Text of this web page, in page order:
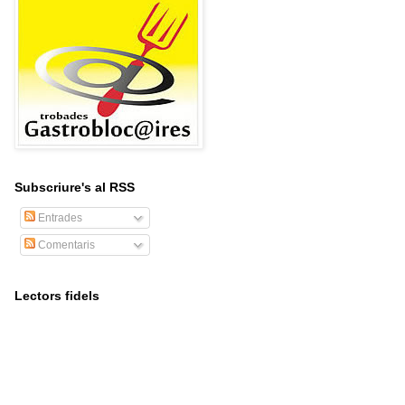
Subscriure's al RSS
Entrades
Comentaris
Lectors fidels